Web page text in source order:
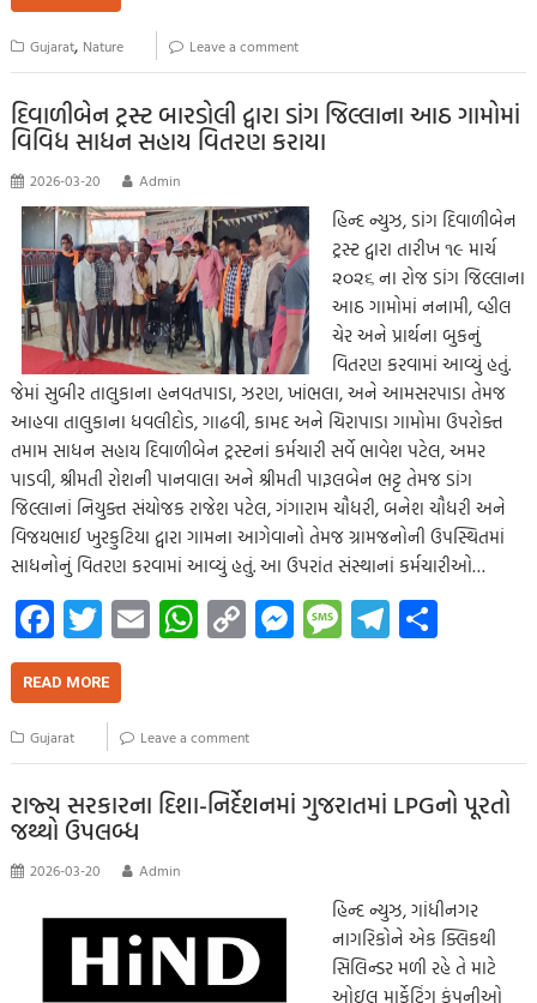
o
o
k
er s
A
p
p
y
Li
nk
n
g
er
e m
Gujarat, Nature Leave a comment
દિવાળીબેન ટ્રસ્ટ બારડોલી દ્વારા ડાંગ જિલ્લાના આઠ ગામોમાં
વિવિધ સાધન સહાય વિતરણ કરાયા
2026-03-20 Admin
હિન્દ ન્યુઝ, ડાંગ દિવાળીબેન
ટ્રસ્ટ દ્વારા તારીખ ૧૯ માર્ચ
૨૦૨૬ ના રોજ ડાંગ જિલ્લાના
આઠ ગામોમાં નનામી, વ્હીલ
ચેર અને પ્રાર્થના બુકનું
વિતરણ કરવામાં આવ્યું હતું.
જેમાં સુબીર તાલુકાના હનવતપાડા, ઝરણ, ખાંભલા, અને આમસરપાડા તેમજ
આહવા તાલુકાના ધવલીદોડ, ગાઢવી, કામદ અને ચિરાપાડા ગામોમા ઉપરોક્ત
તમામ સાધન સહાય દિવાળીબેન ટ્રસ્ટનાં કર્મચારી સર્વે ભાવેશ પટેલ, અમર
પાડવી, શ્રીમતી રોશની પાનવાલા અને શ્રીમતી પારૂલબેન ભટ્ટ તેમજ ડાંગ
જિલ્લાનાં નિયુક્ત સંયોજક રાજેશ પટેલ, ગંગારામ ચૌધરી, બનેશ ચૌધરી અને
વિજયભાઈ ખુરકુટિયા દ્વારા ગામના આગેવાનો તેમજ ગ્રામજનોની ઉપસ્થિતમાં
સાધનોનું વિતરણ કરવામાં આવ્યું હતું. આ ઉપરાંત સંસ્થાનાં કર્મચારીઓ…
Fa
ce
b
o
o
k
T
wi
tt
er
E
m
W
h
s
A
p
C
o
y
Li
nk
M
es
g
er
M
es
e
Te
le
m
READ MORE
Gujarat Leave a comment
રાજ્ય સરકારના દિશા-નિર્દેશનમાં ગુજરાતમાં LPGનો પૂરતો
જથ્થો ઉપલબ્ધ
2026-03-20 Admin
હિન્દ ન્યુઝ, ગાંધીનગર
નાગરિકોને એક ક્લિકથી
સિલિન્ડર મળી રહે તે માટે
ઓઇલ માર્કેટિંગ કંપનીઓ